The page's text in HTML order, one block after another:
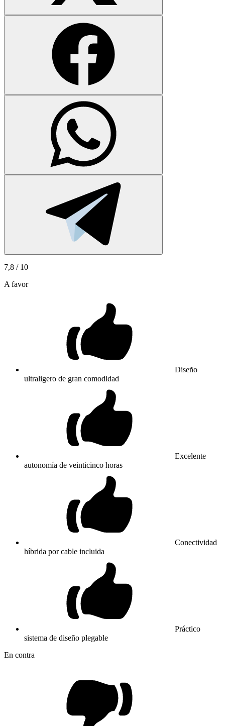
7,8 / 10
A favor
Diseño
ultraligero de gran comodidad
Excelente
autonomía de veinticinco horas
Conectividad
híbrida por cable incluida
Práctico
sistema de diseño plegable
En contra